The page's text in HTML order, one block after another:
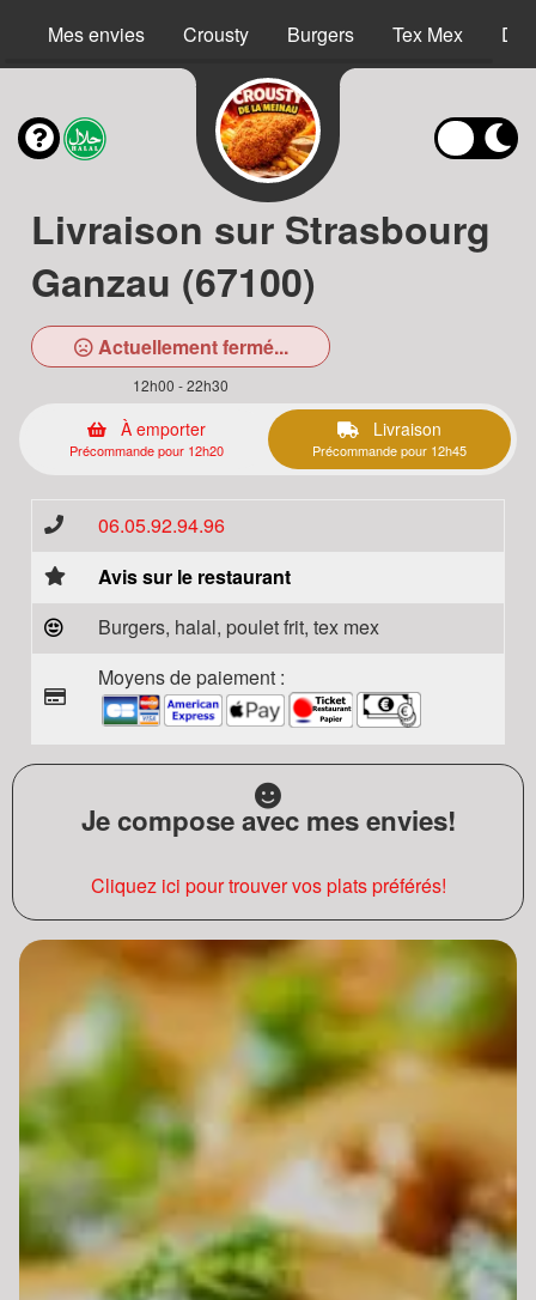
Mes envies Crousty Burgers Tex Mex
Livraison sur Strasbourg
Ganzau (67100)
Actuellement fermé...
12h00 - 22h30
À emporter
Précommande pour 12h20
Livraison
Précommande pour 12h45
06.05.92.94.96
Avis sur le restaurant
Burgers, halal, poulet frit, tex mex
Moyens de paiement :
Je compose avec mes envies!
Cliquez ici pour trouver vos plats préférés!